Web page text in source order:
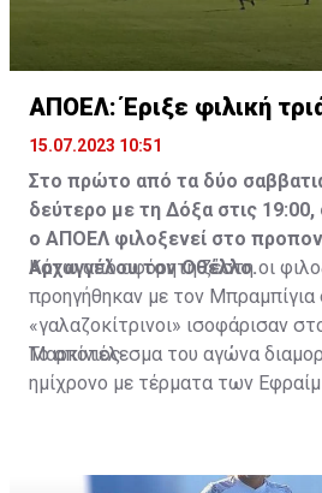
ΑΠΟΕΛ: Έριξε φιλική
15.07.2023 10:51
Στο πρώτο από τα δύο
δεύτερο με τη Δόξα στις
ο ΑΠΟΕΛ φιλοξενεί στο
Αρχαγγέλου τον Οθέλλο.
Κάτω από αφόρητη ζέστη οι
προηγήθηκαν με τον Μπραμπίγια
«γαλαζοκίτρινοι» ισοφάρισαν
Μαρκίνιος.
Το αποτέλεσμα του αγώνα
ημίχρονο με τέρματα των